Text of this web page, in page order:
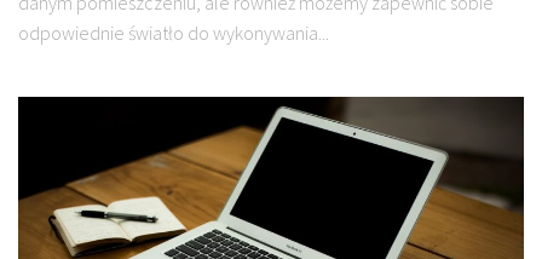
odpowiednie światło do wykonywania...